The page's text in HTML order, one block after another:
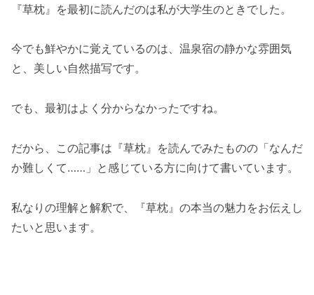
『草枕』を最初に読んだのは私が大学生のときでした。
今でも鮮やかに覚えているのは、温泉宿の静かな雰囲気
と、美しい自然描写です。
でも、最初はよく分からなかったですね。
だから、この記事は『草枕』を読んでみたものの「なんだ
か難しくて……」と感じている方に向けて書いています。
私なりの理解と解釈で、『草枕』の本当の魅力をお伝えし
たいと思います。